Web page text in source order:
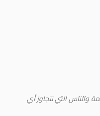
والناس التي تتجاوز أي